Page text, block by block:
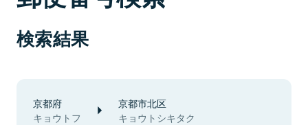
検索結果
京都府
キョウトフ
京都市北区
キョウトシキタク